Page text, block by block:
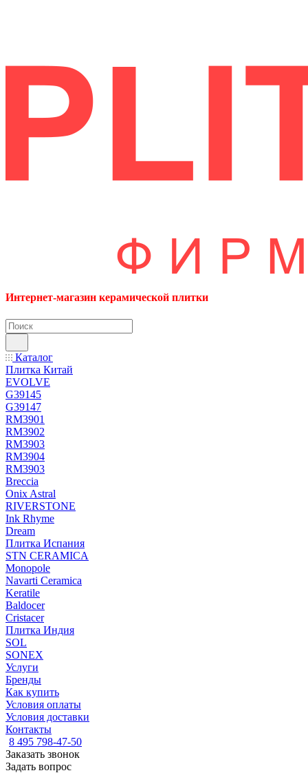
Интернет-магазин керамической плитки
Каталог
Плитка Китай
EVOLVE
G39145
G39147
RM3901
RM3902
RM3903
RM3904
RM3903
Breccia
Onix Astral
RIVERSTONE
Ink Rhyme
Dream
Плитка Испания
STN CERAMICA
Monopole
Navarti Ceramica
Keratile
Baldocer
Cristacer
Плитка Индия
SOL
SONEX
Услуги
Бренды
Как купить
Условия оплаты
Условия доставки
Контакты
8 495 798-47-50
Заказать звонок
Задать вопрос